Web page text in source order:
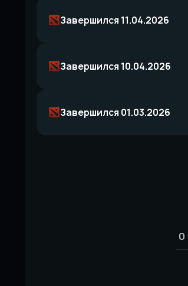
Завершился 11.04.2026
Завершился 10.04.2026
Завершился 01.03.2026
0